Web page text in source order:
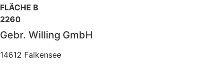
FLÄCHE B
2260
Gebr. Willing GmbH
14612 Falkensee